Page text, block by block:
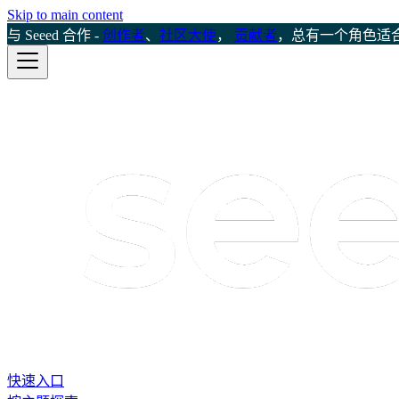
Skip to main content
与 Seeed 合作 - 创作者、 社区大使， 贡献者，总有一个角色适
快速入口